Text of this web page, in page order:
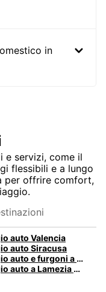
in
e servizi, come il
flessibili e a lungo
per offrire comfort,
auto Valencia
auto Siracusa
Noleggio auto e furgoni a Pescara
Noleggio auto a Lamezia Terme, Italia